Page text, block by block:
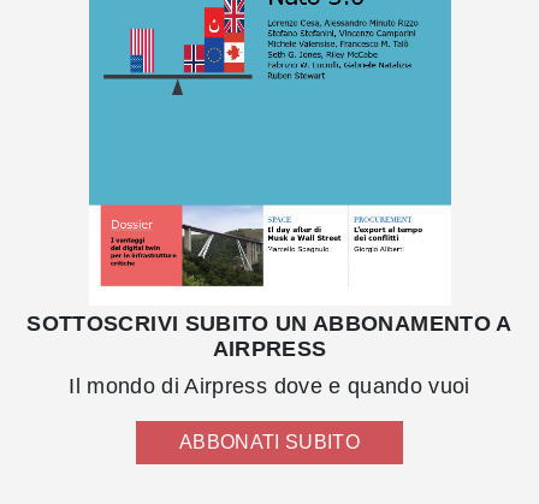
SOTTOSCRIVI SUBITO UN ABBONAMENTO A
AIRPRESS
Il mondo di Airpress dove e quando vuoi
ABBONATI SUBITO